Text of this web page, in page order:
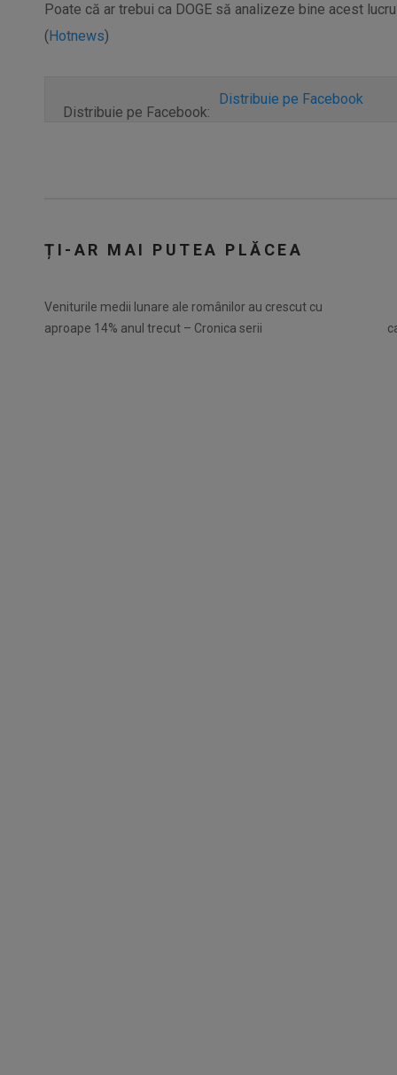
Poate că ar trebui ca DOGE să analizeze bine acest
(Hotnews)
Distribuie pe Facebook:
Distribuie pe Facebook
ȚI-AR MAI PUTEA PLĂCEA
Veniturile medii lunare ale românilor au crescut cu
aproape 14% anul trecut – Cronica serii